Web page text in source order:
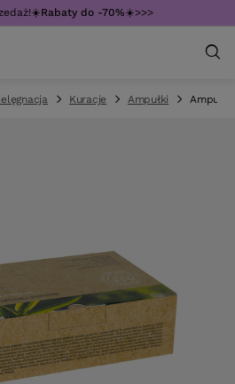
Rabaty do -70%☀️>>>
Kuracje Ampułki